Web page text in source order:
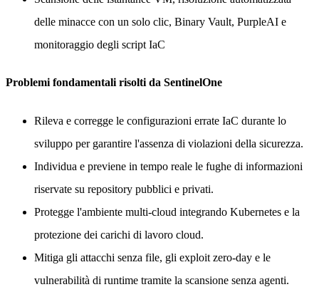
delle minacce con un solo clic, Binary Vault, PurpleAI e
monitoraggio degli script IaC
Problemi fondamentali risolti da SentinelOne
Rileva e corregge le configurazioni errate IaC durante lo
sviluppo per garantire l'assenza di violazioni della sicurezza.
Individua e previene in tempo reale le fughe di informazioni
riservate su repository pubblici e privati.
Protegge l'ambiente multi-cloud integrando Kubernetes e la
protezione dei carichi di lavoro cloud.
Mitiga gli attacchi senza file, gli exploit zero-day e le
vulnerabilità di runtime tramite la scansione senza agenti.